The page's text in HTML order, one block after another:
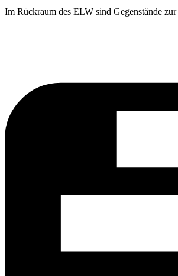
Im Rückraum des ELW sind Gegenstände